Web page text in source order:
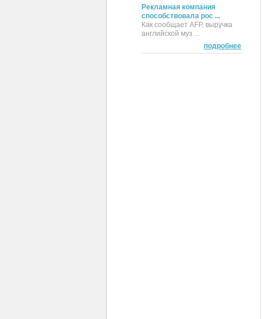
Рекламная компания
способствовала рос ...
Как сообщает AFP, выручка
английской муз ...
подробнее